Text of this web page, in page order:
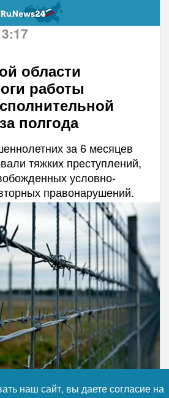
области
работы
полгода
за 6 месяцев
тяжких преступлений,
условно-
правонарушений.
наш сайт, вы даете согласие на